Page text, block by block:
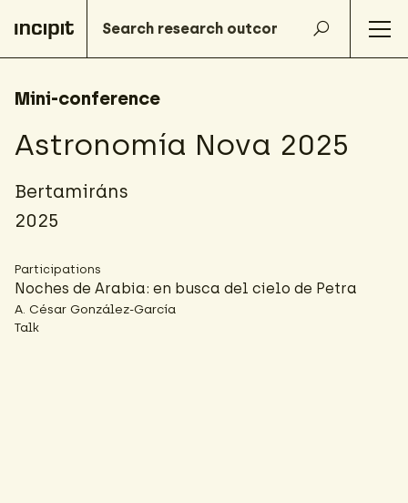
Mini-conference
Astronomía Nova 2025
Bertamiráns
2025
Participations
Noches de Arabia: en busca del cielo de Petra
A. César González-García
Talk